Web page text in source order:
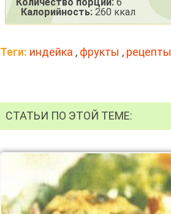
Калорийность:260 ккал
Теги: индейка , фрукты , рецепты
СТАТЬИ ПО ЭТОЙ ТЕМЕ: